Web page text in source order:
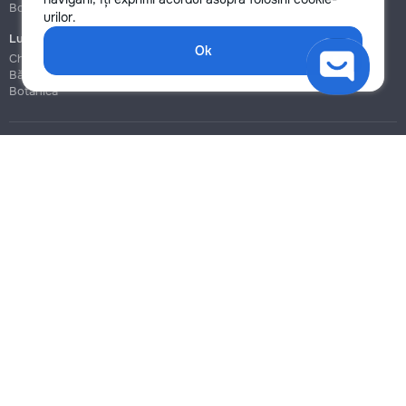
urilor.
Ok
Botanica
Botanica
Lucrări de construcție și instalare
Chișinău
Bălți
Botanica